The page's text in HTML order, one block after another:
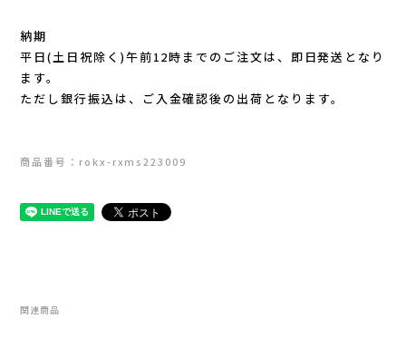
MARSQUEST(マーズクエスト)
MERRELL(メレル)
MOUNTAIN HARD WEAR(マウンテンハー
MYSTERY RANCH (ミステリーランチ)
納期
平日(土日祝除く)午前12時までのご注文は、即日発送となり
ます。
ただし銀行振込は、ご入金確認後の出荷となります。
商品番号：rokx-rxms223009
関連商品